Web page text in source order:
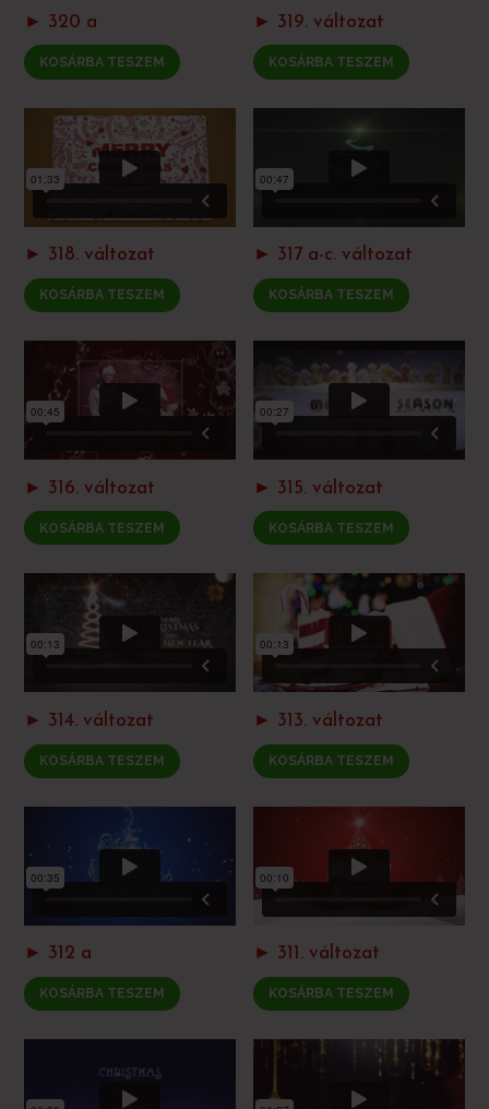
► 320 a
KOSÁRBA TESZEM
► 319. változat
KOSÁRBA TESZEM
► 318. változat
KOSÁRBA TESZEM
► 317 a-c. változat
KOSÁRBA TESZEM
► 316. változat
KOSÁRBA TESZEM
► 315. változat
KOSÁRBA TESZEM
► 314. változat
KOSÁRBA TESZEM
► 313. változat
KOSÁRBA TESZEM
► 312 a
KOSÁRBA TESZEM
► 311. változat
KOSÁRBA TESZEM